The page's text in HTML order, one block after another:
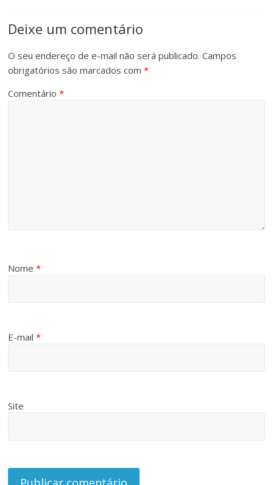
Deixe um comentário
O seu endereço de e-mail não será publicado. Campos
obrigatórios são marcados com*
Comentário*
Nome*
E-mail*
Site